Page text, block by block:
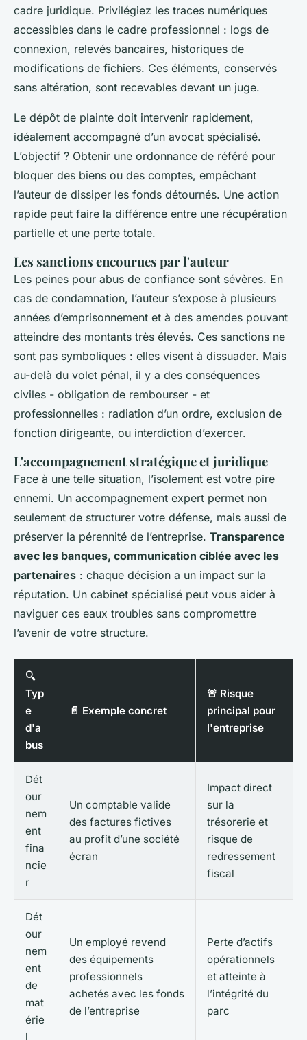
cadre juridique. Privilégiez les traces numériques
accessibles dans le cadre professionnel : logs de
connexion, relevés bancaires, historiques de
modifications de fichiers. Ces éléments, conservés
sans altération, sont recevables devant un juge.
Le dépôt de plainte doit intervenir rapidement,
idéalement accompagné d’un avocat spécialisé.
L’objectif ? Obtenir une ordonnance de référé pour
bloquer des biens ou des comptes, empêchant
l’auteur de dissiper les fonds détournés. Une action
rapide peut faire la différence entre une récupération
partielle et une perte totale.
Les sanctions encourues par l'auteur
Les peines pour abus de confiance sont sévères. En
cas de condamnation, l’auteur s’expose à plusieurs
années d’emprisonnement et à des amendes pouvant
atteindre des montants très élevés. Ces sanctions ne
sont pas symboliques : elles visent à dissuader. Mais
au-delà du volet pénal, il y a des conséquences
civiles - obligation de rembourser - et
professionnelles : radiation d’un ordre, exclusion de
fonction dirigeante, ou interdiction d’exercer.
L'accompagnement stratégique et juridique
Face à une telle situation, l’isolement est votre pire
ennemi. Un accompagnement expert permet non
seulement de structurer votre défense, mais aussi de
préserver la pérennité de l’entreprise. Transparence
avec les banques, communication ciblée avec les
partenaires : chaque décision a un impact sur la
réputation. Un cabinet spécialisé peut vous aider à
naviguer ces eaux troubles sans compromettre
l’avenir de votre structure.
🔍
Typ
e
d'a
bus
📄 Exemple concret
🚨 Risque
principal pour
l'entreprise
Dét
our
nem
ent
fina
ncie
r
Un comptable valide
des factures fictives
au profit d’une société
écran
Impact direct
sur la
trésorerie et
risque de
redressement
fiscal
Dét
our
nem
ent
de
mat
érie
l
Un employé revend
des équipements
professionnels
achetés avec les fonds
de l’entreprise
Perte d’actifs
opérationnels
et atteinte à
l’intégrité du
parc